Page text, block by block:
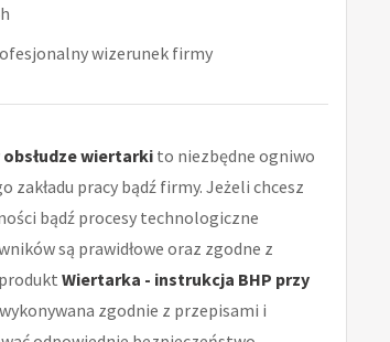
wizerunek firmy
wiertarkito niezbędne ogniwo
zakładu pracy bądź firmy. Jeżeli chcesz
bądź procesy technologiczne
są prawidłowe oraz zgodne z
Wiertarka - instrukcja BHP przy
zgodnie z przepisami i